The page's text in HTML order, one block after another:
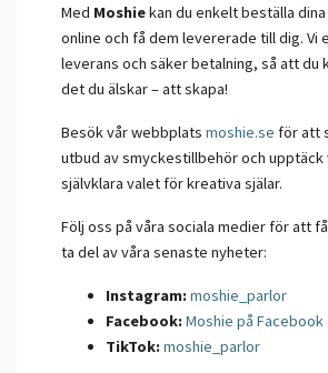
Med Moshiekan du enkelt beställa
online och få dem levererade till dig. Vi
leverans och säker betalning, så att du
det du älskar – att skapa!
Besök vår webbplats moshie.se för att
utbud av smyckestillbehör och
självklara valet för kreativa själar.
Följ oss på våra sociala medier för att
ta del av våra senaste nyheter:
Instagram:moshie_parlor
Facebook:Moshie på Facebook
TikTok:moshie_parlor